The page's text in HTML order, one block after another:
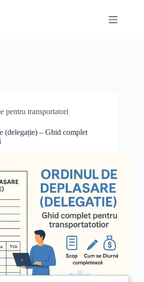
pentru transportatori
(delegație) – Ghid complet